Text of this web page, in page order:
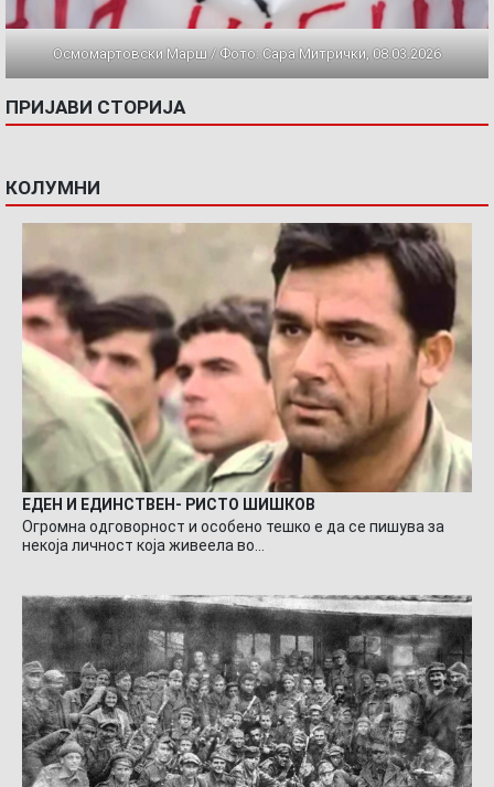
Осмомартовски Марш / Фото: Сара Митрички, 08.03.2026
ПРИЈАВИ СТОРИЈА
КОЛУМНИ
ЕДЕН И ЕДИНСТВЕН- РИСТО ШИШКОВ
Огромна одговорност и особено тешко е да се пишува за
некоја личност која живеела во…